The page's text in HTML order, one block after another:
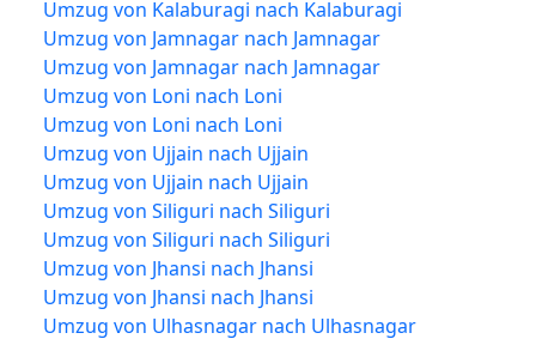
Umzug von Kalaburagi nach Kalaburagi
Umzug von Jamnagar nach Jamnagar
Umzug von Jamnagar nach Jamnagar
Umzug von Loni nach Loni
Umzug von Loni nach Loni
Umzug von Ujjain nach Ujjain
Umzug von Ujjain nach Ujjain
Umzug von Siliguri nach Siliguri
Umzug von Siliguri nach Siliguri
Umzug von Jhansi nach Jhansi
Umzug von Jhansi nach Jhansi
Umzug von Ulhasnagar nach Ulhasnagar